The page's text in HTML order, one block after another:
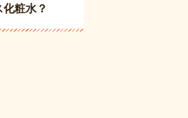
粧水？